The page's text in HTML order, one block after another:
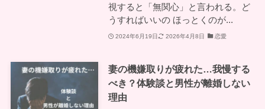
視すると「無関心」と言われる。ど
うすればいいの ほっとくのが...
2024年6月19日 2026年4月8日 恋愛
妻の機嫌取りが疲れた…我慢する
べき？体験談と男性が離婚しない
理由